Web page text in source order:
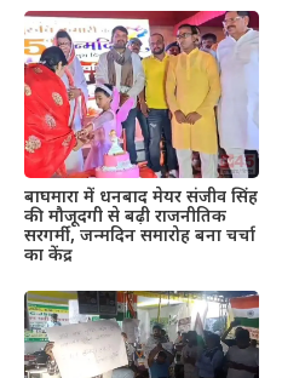
बाघमारा में धनबाद मेयर संजीव सिंह
की मौजूदगी से बढ़ी राजनीतिक
सरगर्मी, जन्मदिन समारोह बना चर्चा
का केंद्र